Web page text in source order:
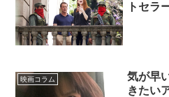
トセラ
映画コラム
気が早
きたい